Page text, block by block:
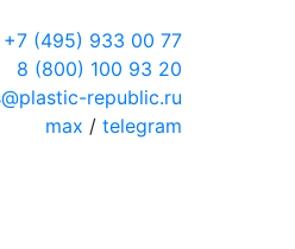
+7 (495) 933 00 77
8 (800) 100 93 20
republic.ru
max / telegram